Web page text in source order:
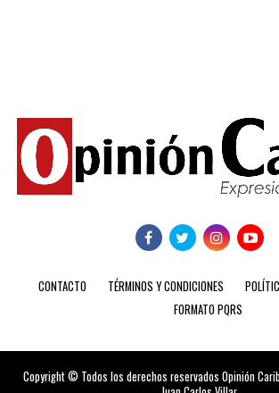
CONTACTO TÉRMINOS Y CONDICIONES
FORMATO PQRS
Copyright © Todos los derechos reservados Opinión